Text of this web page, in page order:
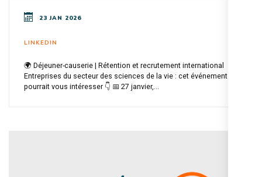
23 JAN 2026
LINKEDIN
🌍 Déjeuner-causerie | Rétention et recrutement international
Entreprises du secteur des sciences de la vie : cet événement
pourrait vous intéresser 👇 📅 27 janvier,...